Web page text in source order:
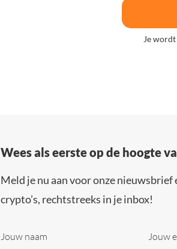
Je
Wees als eerste op de hoogte
Meld je nu aan voor onze
crypto’s, rechtstreeks in je inbox!
Jouw naam Jouw